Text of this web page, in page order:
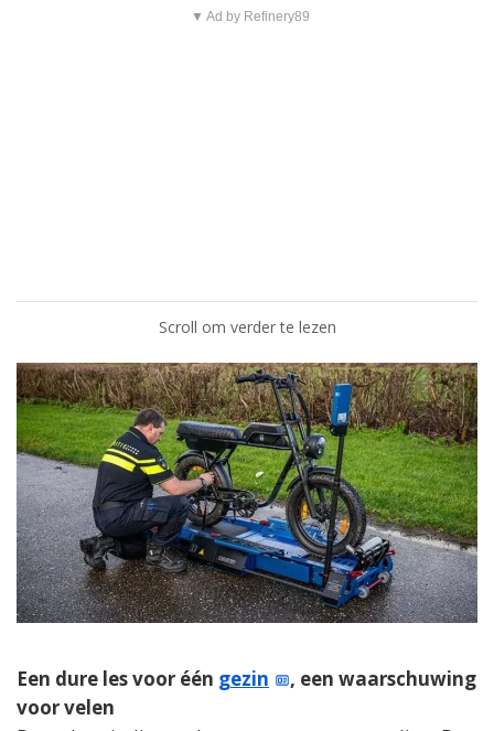
▼ Ad by Refinery89
Scroll om verder te lezen
Een dure les voor één gezin
, een waarschuwing
voor velen